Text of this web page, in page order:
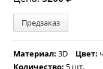
Предзаказ
Материал:3D Цвет:
Количество: 5 шт.